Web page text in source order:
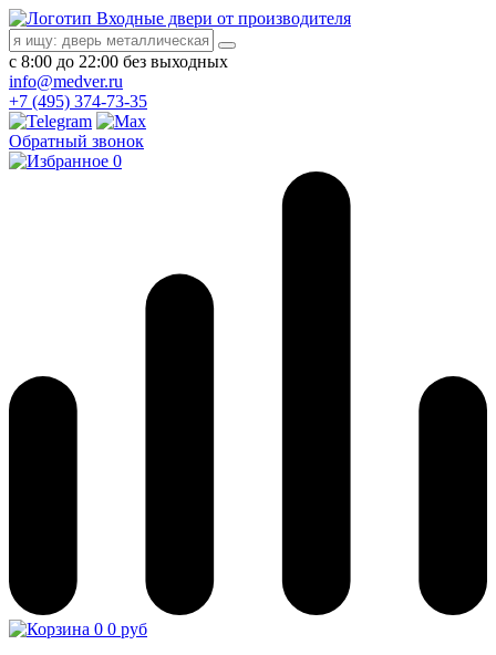
Входные двери от производителя
с 8:00 до 22:00 без выходных
info@medver.ru
+7 (495) 374-73-35
Обратный звонок
0
0 0 руб